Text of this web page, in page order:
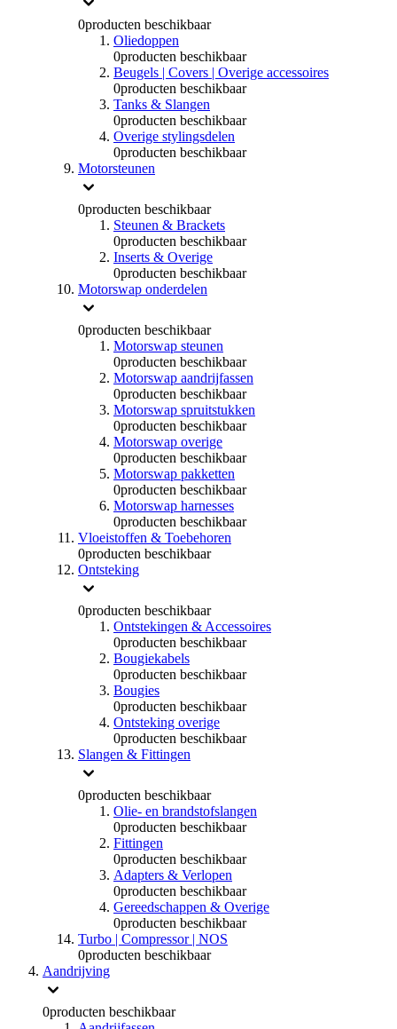
0producten beschikbaar
Oliedoppen
0producten beschikbaar
Beugels | Covers | Overige accessoires
0producten beschikbaar
Tanks & Slangen
0producten beschikbaar
Overige stylingsdelen
0producten beschikbaar
Motorsteunen
0producten beschikbaar
Steunen & Brackets
0producten beschikbaar
Inserts & Overige
0producten beschikbaar
Motorswap onderdelen
0producten beschikbaar
Motorswap steunen
0producten beschikbaar
Motorswap aandrijfassen
0producten beschikbaar
Motorswap spruitstukken
0producten beschikbaar
Motorswap overige
0producten beschikbaar
Motorswap pakketten
0producten beschikbaar
Motorswap harnesses
0producten beschikbaar
Vloeistoffen & Toebehoren
0producten beschikbaar
Ontsteking
0producten beschikbaar
Ontstekingen & Accessoires
0producten beschikbaar
Bougiekabels
0producten beschikbaar
Bougies
0producten beschikbaar
Ontsteking overige
0producten beschikbaar
Slangen & Fittingen
0producten beschikbaar
Olie- en brandstofslangen
0producten beschikbaar
Fittingen
0producten beschikbaar
Adapters & Verlopen
0producten beschikbaar
Gereedschappen & Overige
0producten beschikbaar
Turbo | Compressor | NOS
0producten beschikbaar
Aandrijving
0producten beschikbaar